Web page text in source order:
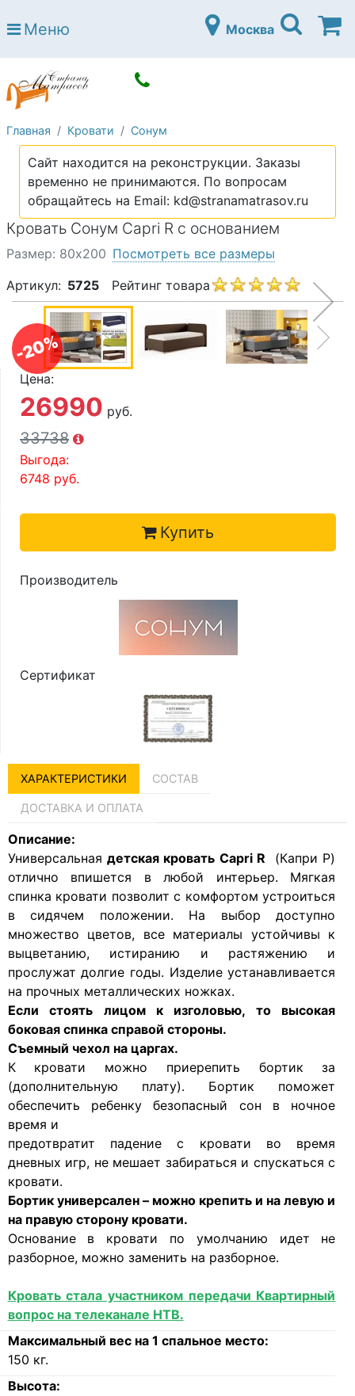
Страна матрасов
Open submenu (Матрасы)
Open submenu (Кровати)
Кровати
Open submenu (Аксессуары)
Open submenu (Диваны)
Диваны
Open submenu (Постельное белье)
Постельное белье
Open submenu (Мебель)
Мебель
Open submenu (Основания)
Основания
Open submenu (Детские матрасы)
Open submenu (Детские кровати)
Детские кровати
Open submenu (Шкафы)
Шкафы
О компании
Контакты
Доставка по городу
Меню Москва
Главная Кровати Сонум
Сайт находится на реконструкции. Заказы
временно не принимаются. По вопросам
обращайтесь на Email: kd@stranamatrasov.ru
Кровать Сонум Capri R с основанием
-20%
Размер: 80х200 Посмотреть все размеры
Артикул: 5725 Рейтинг товара
Цена:
26990 руб.
33738
Выгода:
6748 руб.
Купить
Производитель
Сертификат
ХАРАКТЕРИСТИКИ СОСТАВ
ДОСТАВКА И ОПЛАТА
Описание:
Универсальная детская кровать Capri R
(Капри Р)
отлично впишется в любой интерьер. Мягкая
спинка кровати позволит с комфортом устроиться
в сидячем положении. На выбор доступно
множество цветов, все материалы устойчивы к
выцветанию, истиранию и растяжению и
прослужат долгие годы. Изделие устанавливается
на прочных металлических ножках.
Если стоять лицом к изголовью, то высокая
боковая спинка справой стороны.
Съемный чехол на царгах.
К кровати можно приерепить бортик за
(дополнительную плату). Бортик поможет
обеспечить ребенку безопасный сон в ночное
время и
предотвратит падение с кровати во время
дневных игр, не мешает забираться и спускаться с
кровати.
Бортик универсален – можно крепить и на левую и
на правую сторону кровати.
Основание в кровати по умолчанию идет не
разборное, можно заменить на разборное.
Кровать стала участником передачи Квартирный
вопрос на телеканале НТВ.
Максимальный вес на 1 спальное место:
150 кг.
Высота: